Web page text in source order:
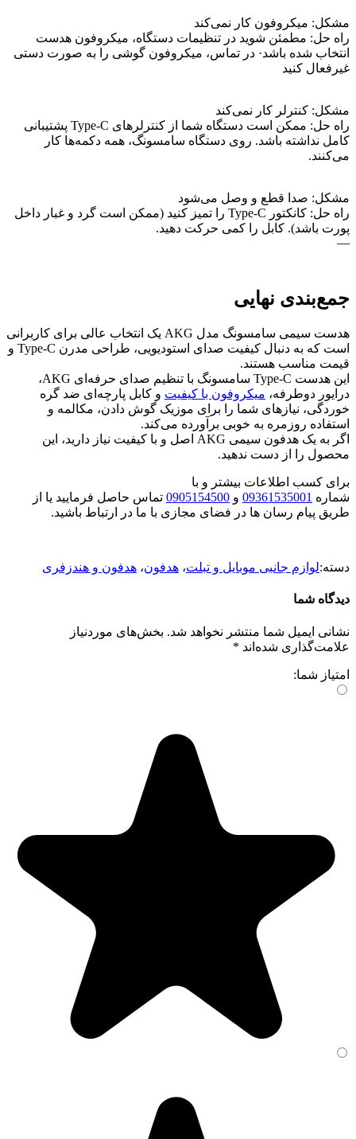
مشکل: میکروفون کار نمی‌کند
راه حل: مطمئن شوید در تنظیمات دستگاه، میکروفون هدست
انتخاب شده باشد· در تماس، میکروفون گوشی را به صورت دستی
غیرفعال کنید
مشکل: کنترلر کار نمی‌کند
راه حل: ممکن است دستگاه شما از کنترلرهای Type-C پشتیبانی
کامل نداشته باشد. روی دستگاه سامسونگ، همه دکمه‌ها کار
می‌کنند.
مشکل: صدا قطع و وصل می‌شود
راه حل: کانکتور Type-C را تمیز کنید (ممکن است گرد و غبار داخل
پورت باشد). کابل را کمی حرکت دهید.
—
جمع‌بندی نهایی
هدست سیمی سامسونگ مدل AKG یک انتخاب عالی برای کاربرانی
است که به دنبال کیفیت صدای استودیویی، طراحی مدرن Type-C و
قیمت مناسب هستند.
این هدست Type-C سامسونگ با تنظیم صدای حرفه‌ای AKG،
درایور دوطرفه، میکروفون با کیفیت و کابل پارچه‌ای ضد گره
خوردگی، نیازهای شما را برای موزیک گوش دادن، مکالمه و
استفاده روزمره به خوبی برآورده می‌کند.
اگر به یک هدفون سیمی AKG اصل و با کیفیت نیاز دارید، این
محصول را از دست ندهید.
برای کسب اطلاعات بیشتر و با
شماره 09361535001 و 0905154500 تماس حاصل فرمایید یا از
طریق پیام رسان ها در فضای مجازی با ما در ارتباط باشید.
دسته:لوازم جانبی موبایل و تبلت، هدفون، هدفون و هندزفری
دیدگاه شما
نشانی ایمیل شما منتشر نخواهد شد. بخش‌های موردنیاز
علامت‌گذاری شده‌اند *
امتیاز شما: